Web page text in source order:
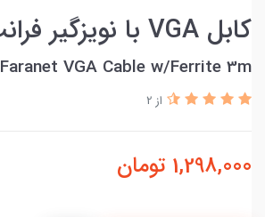
کابل VGA با نویزگیر فرانت 3 متری
Faranet VGA Cable w/Ferrite 3m
از 2
1,298,000 تومان